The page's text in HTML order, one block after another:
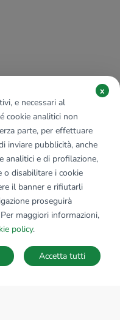
RICERCA
e necessari al
cookie analitici non
parte, per effettuare
inviare pubblicità, anche
analitici e di profilazione,
o disabilitare i cookie
il banner e rifiutarli
proseguirà
maggiori informazioni,
policy.
x
Accetta tutti